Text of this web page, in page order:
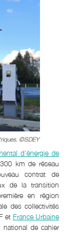
©SDEY
d’énergie de
km de réseau
contrat de
de la transition
en région
des collectivités
et France Urbaine
de cahier